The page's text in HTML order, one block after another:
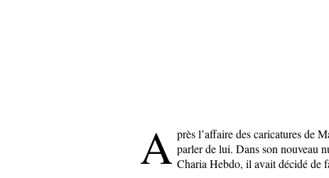
A près l’affaire des caricatures de
parler de lui. Dans son nouveau
Charia Hebdo, il avait décidé de